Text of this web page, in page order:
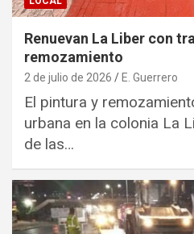
Renuevan La Liber con
remozamiento
2 de julio de 2026 E. Guerrero
El pintura y
urbana en la colonia La
de las…